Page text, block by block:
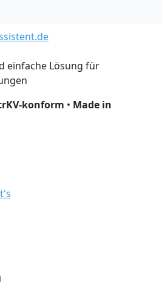
einfache Lösung für
konform • Made in